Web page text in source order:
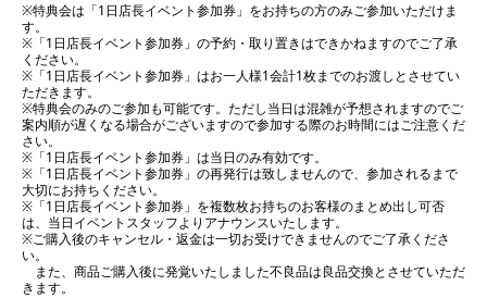
※特典会は「1日店長イベント参加券」をお持ちの方のみご参加いただけま
す。
※「1日店長イベント参加券」の予約・取り置きはできかねますのでご了承
ください。
※「1日店長イベント参加券」はお一人様1会計1枚までのお渡しとさせてい
ただきます。
※特典会のみのご参加も可能です。ただし当日は混雑が予想されますのでご
案内順が遅くなる場合がございますので参加する際のお時間にはご注意くだ
さい。
※「1日店長イベント参加券」は当日のみ有効です。
※「1日店長イベント参加券」の再発行は致しませんので、参加されるまで
大切にお持ちください。
※「1日店長イベント参加券」を複数枚お持ちのお客様のまとめ出し可否
は、当日イベントスタッフよりアナウンスいたします。
※ご購入後のキャンセル・返金は一切お受けできませんのでご了承くださ
い。
また、商品ご購入後に発覚いたしました不良品は良品交換とさせていただ
きます。